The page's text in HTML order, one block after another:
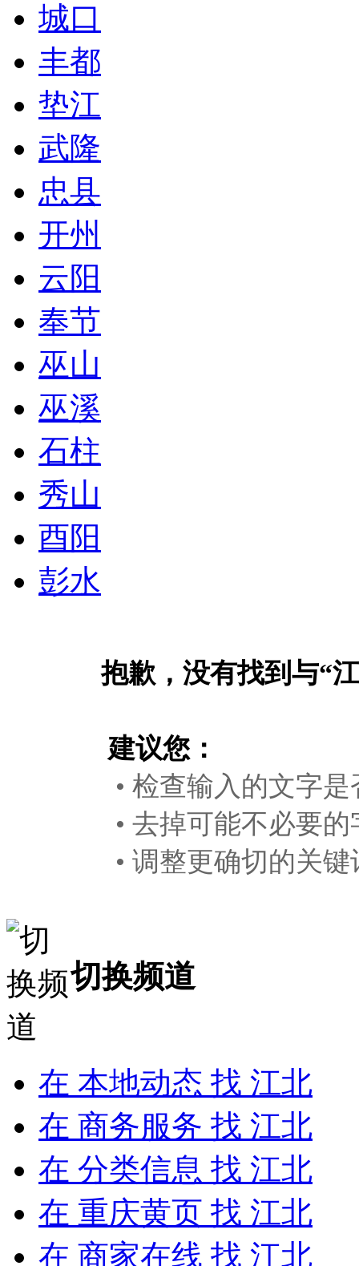
城口
丰都
垫江
武隆
忠县
开州
云阳
奉节
巫山
巫溪
石柱
秀山
酉阳
彭水
抱歉，没有找到与“
建议您：
• 检查输入的文字是
• 去掉可能不必要
• 调整更确切的关
切换频道
在 本地动态 找 江北
在 商务服务 找 江北
在 分类信息 找 江北
在 重庆黄页 找 江北
在 商家在线 找 江北